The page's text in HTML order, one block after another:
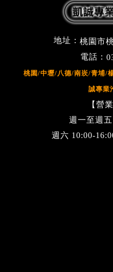
地址： 桃園市
電話：
桃園/中壢/八德/南崁/青埔/
誠專業
【營
週一至週
週六 10:00-